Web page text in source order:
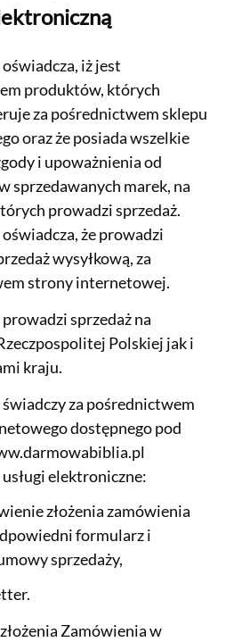
iż jest
produktów, których
za pośrednictwem sklepu
oraz że posiada wszelkie
i upoważnienia od
sprzedawanych marek, na
prowadzi sprzedaż.
że prowadzi
wysyłkową, za
strony internetowej.
sprzedaż na
Polskiej jak i
kraju.
za pośrednictwem
dostępnego pod
elektroniczne:
złożenia zamówienia
formularz i
sprzedaży,
Zamówienia w